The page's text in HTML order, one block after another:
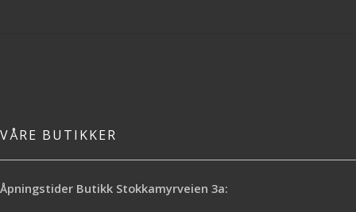
VÅRE BUTIKKER
Åpningstider Butikk Stokkamyrveien 3a: